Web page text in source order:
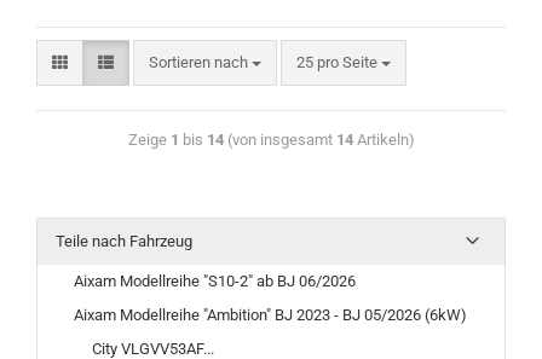
Sortieren nach 25 pro Seite
Zeige 1 bis 14(von insgesamt 14Artikeln)
Teile nach Fahrzeug
Aixam Modellreihe "S10-2" ab BJ 06/2026
Aixam Modellreihe "Ambition" BJ 2023 - BJ 05/2026 (6kW)
City VLGVV53AF...